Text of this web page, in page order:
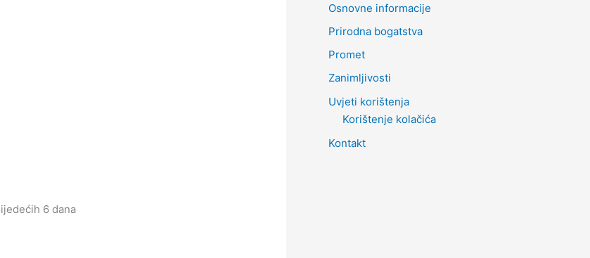
6 dana
Osnovne informacije
Prirodna bogatstva
Promet
Zanimljivosti
Uvjeti korištenja
Korištenje kolačića
Kontakt